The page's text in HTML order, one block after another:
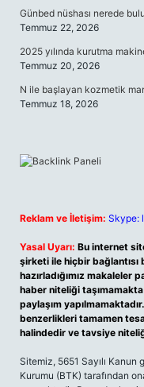
Günbed nüshası nerede
Temmuz 22, 2026
2025 yılında kurutma
Temmuz 20, 2026
N ile başlayan kozmetik
Temmuz 18, 2026
Reklam ve İletişim: Skype:
Yasal Uyarı: Bu internet
şirketi ile hiçbir bağlantısı
hazırladığımız makaleler
haber niteliği
paylaşım
benzerlikleri tamamen
halindedir ve tavsiye
Sitemiz, 5651 Sayılı
Kurumu (BTK) tarafından